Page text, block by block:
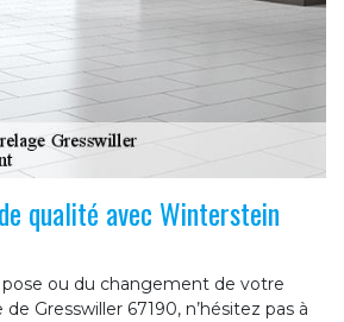
qualité avec Winterstein
pose ou du changement de votre
Gresswiller 67190, n’hésitez pas à